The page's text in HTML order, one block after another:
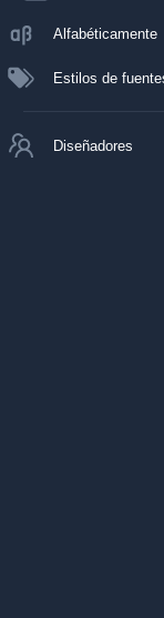
Alfabéticamente
Estilos de
Diseñadores